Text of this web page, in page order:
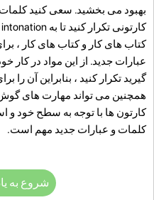
بهبود می بخشید. سعی کنید کلمات
کتاب های کار و کتاب های کار ،
عبارات جدید. از این مواد در کار
گیرید تکرار کنید ، بنابراین آن را
همچنین می تواند مهارت های گوش
کارتون ها با توجه به سطح خود و
کلمات و عبارات جدید مهم است.
شروع به